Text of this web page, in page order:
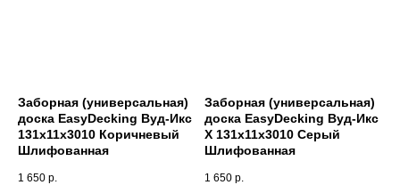
Заборная (универсальная)
доска EasyDecking Вуд-Икс
131х11х3010 Коричневый
Шлифованная
1 650 р.
Заборная (универсальная)
доска EasyDecking Вуд-Икс
X 131х11х3010 Серый
Шлифованная
1 650 р.